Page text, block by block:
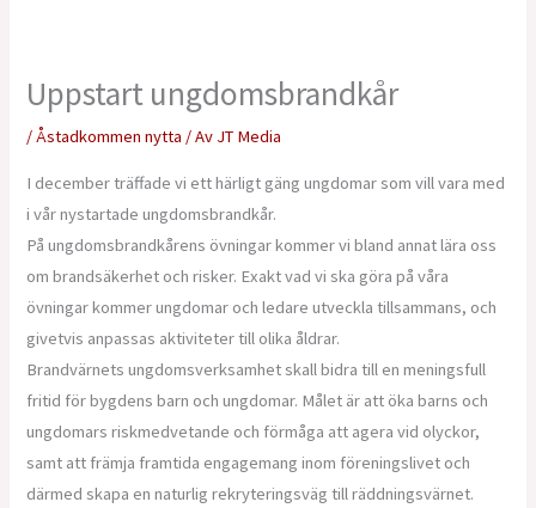
Uppstart ungdomsbrandkår
/Åstadkommen nytta / Av JT Media
I december träffade vi ett härligt gäng ungdomar som vill vara med
i vår nystartade ungdomsbrandkår.
På ungdomsbrandkårens övningar kommer vi bland annat lära oss
om brandsäkerhet och risker. Exakt vad vi ska göra på våra
övningar kommer ungdomar och ledare utveckla tillsammans, och
givetvis anpassas aktiviteter till olika åldrar.
Brandvärnets ungdomsverksamhet skall bidra till en meningsfull
fritid för bygdens barn och ungdomar. Målet är att öka barns och
ungdomars riskmedvetande och förmåga att agera vid olyckor,
samt att främja framtida engagemang inom föreningslivet och
därmed skapa en naturlig rekryteringsväg till räddningsvärnet.